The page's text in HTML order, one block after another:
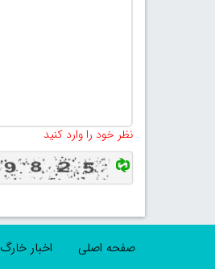
نظر خود را وارد کنید
صفحه اصلی اخبار خارگ